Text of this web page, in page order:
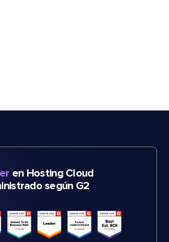
en Hosting Cloud
según G2